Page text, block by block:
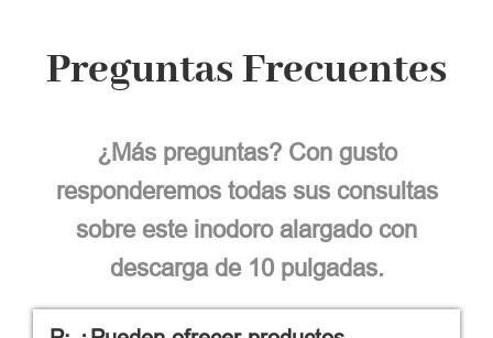
Preguntas Frecuentes
¿Más preguntas? Con gusto
responderemos todas sus consultas
sobre este inodoro alargado con
descarga de 10 pulgadas.